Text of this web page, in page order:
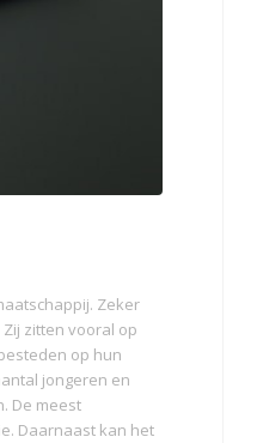
Zeker
zitten vooral op
op hun
jongeren en
De meest
Daarnaast kan het